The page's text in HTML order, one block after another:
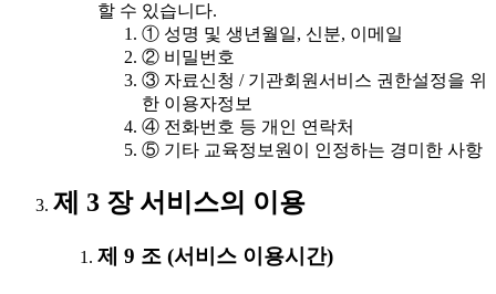
할 수 있습니다.
① 성명 및 생년월일, 신분, 이메일
② 비밀번호
③ 자료신청 / 기관회원서비스 권한설정을 위
한 이용자정보
④ 전화번호 등 개인 연락처
⑤ 기타 교육정보원이 인정하는 경미한 사항
제 3 장 서비스의 이용
제 9 조 (서비스 이용시간)